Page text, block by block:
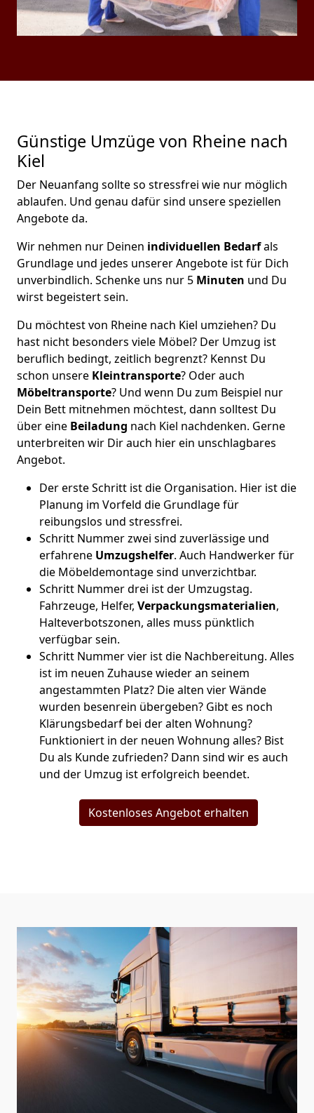
Günstige Umzüge von Rheine nach
Kiel
Der Neuanfang sollte so stressfrei wie nur möglich
ablaufen. Und genau dafür sind unsere speziellen
Angebote da.
Wir nehmen nur Deinen individuellen Bedarfals
Grundlage und jedes unserer Angebote ist für Dich
unverbindlich. Schenke uns nur 5 Minuten und Du
wirst begeistert sein.
Du möchtest von Rheine nach Kiel umziehen? Du
hast nicht besonders viele Möbel? Der Umzug ist
beruflich bedingt, zeitlich begrenzt? Kennst Du
schon unsere Kleintransporte? Oder auch
Möbeltransporte? Und wenn Du zum Beispiel nur
Dein Bett mitnehmen möchtest, dann solltest Du
über eine Beiladung nach Kiel nachdenken. Gerne
unterbreiten wir Dir auch hier ein unschlagbares
Angebot.
Der erste Schritt ist die Organisation. Hier ist die
Planung im Vorfeld die Grundlage für
reibungslos und stressfrei.
Schritt Nummer zwei sind zuverlässige und
erfahrene Umzugshelfer. Auch Handwerker für
die Möbeldemontage sind unverzichtbar.
Schritt Nummer drei ist der Umzugstag.
Fahrzeuge, Helfer, Verpackungsmaterialien,
Halteverbotszonen, alles muss pünktlich
verfügbar sein.
Schritt Nummer vier ist die Nachbereitung. Alles
ist im neuen Zuhause wieder an seinem
angestammten Platz? Die alten vier Wände
wurden besenrein übergeben? Gibt es noch
Klärungsbedarf bei der alten Wohnung?
Funktioniert in der neuen Wohnung alles? Bist
Du als Kunde zufrieden? Dann sind wir es auch
und der Umzug ist erfolgreich beendet.
Kostenloses Angebot erhalten